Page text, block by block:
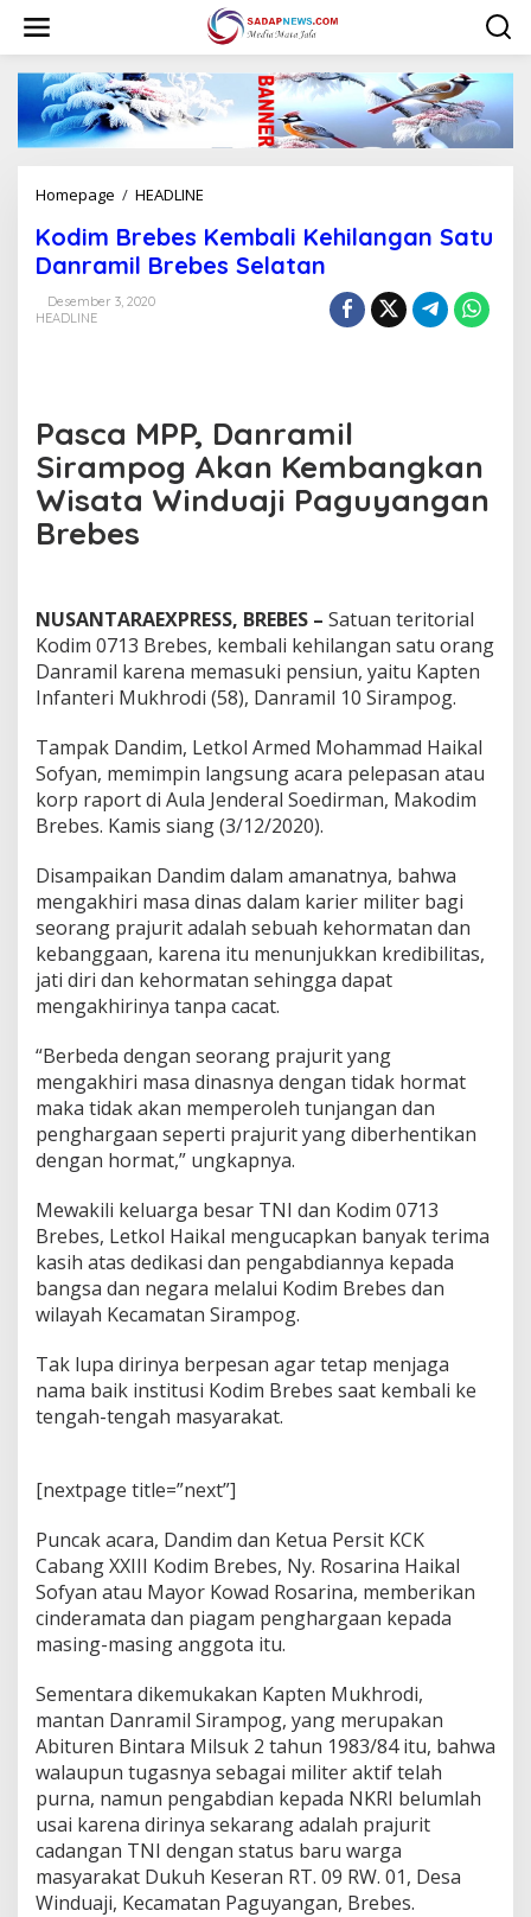
w
Homepage / HEADLINE
d
i
m
m
b
a
h
i
l
a
n
a
n
S
a
t
D
a
n
r
a
m
i
B
r
e
b
e
s
e
l
a
t
a
n
Kodim Brebes Kembali Kehilangan Satu
Danramil Brebes Selatan
Desember 3, 2020
HEADLINE
Pasca MPP, Danramil
Sirampog Akan Kembangkan
Wisata Winduaji Paguyangan
Brebes
NUSANTARAEXPRESS, BREBES – Satuan teritorial
Kodim 0713 Brebes, kembali kehilangan satu orang
Danramil karena memasuki pensiun, yaitu Kapten
Infanteri Mukhrodi (58), Danramil 10 Sirampog.
Tampak Dandim, Letkol Armed Mohammad Haikal
Sofyan, memimpin langsung acara pelepasan atau
korp raport di Aula Jenderal Soedirman, Makodim
Brebes. Kamis siang (3/12/2020).
Disampaikan Dandim dalam amanatnya, bahwa
mengakhiri masa dinas dalam karier militer bagi
seorang prajurit adalah sebuah kehormatan dan
kebanggaan, karena itu menunjukkan kredibilitas,
jati diri dan kehormatan sehingga dapat
mengakhirinya tanpa cacat.
“Berbeda dengan seorang prajurit yang
mengakhiri masa dinasnya dengan tidak hormat
maka tidak akan memperoleh tunjangan dan
penghargaan seperti prajurit yang diberhentikan
dengan hormat,” ungkapnya.
Mewakili keluarga besar TNI dan Kodim 0713
Brebes, Letkol Haikal mengucapkan banyak terima
kasih atas dedikasi dan pengabdiannya kepada
bangsa dan negara melalui Kodim Brebes dan
wilayah Kecamatan Sirampog.
Tak lupa dirinya berpesan agar tetap menjaga
nama baik institusi Kodim Brebes saat kembali ke
tengah-tengah masyarakat.
[nextpage title=”next”]
Puncak acara, Dandim dan Ketua Persit KCK
Cabang XXIII Kodim Brebes, Ny. Rosarina Haikal
Sofyan atau Mayor Kowad Rosarina, memberikan
cinderamata dan piagam penghargaan kepada
masing-masing anggota itu.
Sementara dikemukakan Kapten Mukhrodi,
mantan Danramil Sirampog, yang merupakan
Abituren Bintara Milsuk 2 tahun 1983/84 itu, bahwa
walaupun tugasnya sebagai militer aktif telah
purna, namun pengabdian kepada NKRI belumlah
usai karena dirinya sekarang adalah prajurit
cadangan TNI dengan status baru warga
masyarakat Dukuh Keseran RT. 09 RW. 01, Desa
Winduaji, Kecamatan Paguyangan, Brebes.